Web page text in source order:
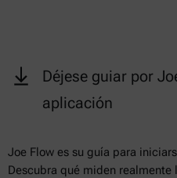
Déjese guiar por
aplicación
Joe Flow es su guía para
Descubra qué miden